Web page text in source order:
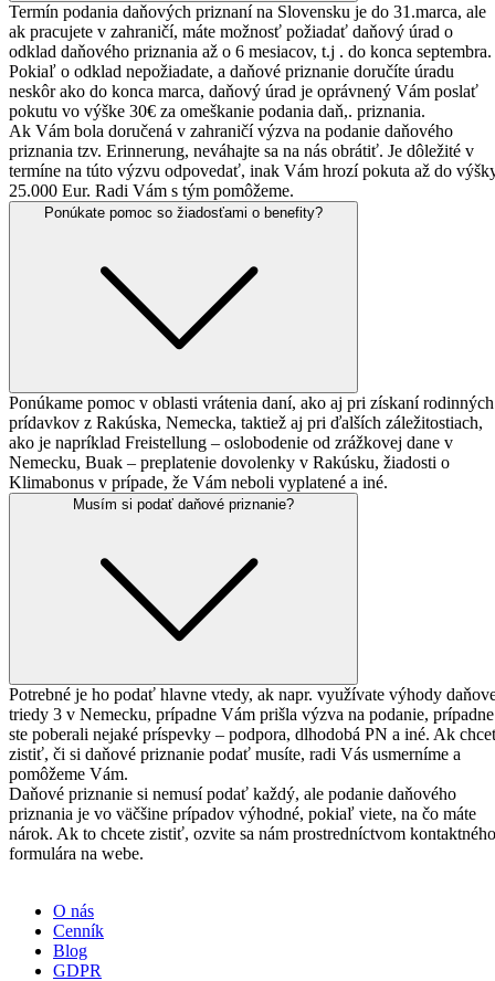
Termín podania daňových priznaní na Slovensku je do 31.marca, ale
ak pracujete v zahraničí, máte možnosť požiadať daňový úrad o
odklad daňového priznania až o 6 mesiacov, t.j . do konca septembra.
Pokiaľ o odklad nepožiadate, a daňové priznanie doručíte úradu
neskôr ako do konca marca, daňový úrad je oprávnený Vám poslať
pokutu vo výške 30€ za omeškanie podania daň,. priznania.
Ak Vám bola doručená v zahraničí výzva na podanie daňového
priznania tzv. Erinnerung, neváhajte sa na nás obrátiť. Je dôležité v
termíne na túto výzvu odpovedať, inak Vám hrozí pokuta až do
25.000 Eur. Radi Vám s tým pomôžeme.
Ponúkate pomoc so žiadosťami o benefity?
Ponúkame pomoc v oblasti vrátenia daní, ako aj pri získaní rodinných
prídavkov z Rakúska, Nemecka, taktiež aj pri ďalších záležitostiach,
ako je napríklad Freistellung – oslobodenie od zrážkovej dane v
Nemecku, Buak – preplatenie dovolenky v Rakúsku, žiadosti o
Klimabonus v prípade, že Vám neboli vyplatené a iné.
Musím si podať daňové priznanie?
Potrebné je ho podať hlavne vtedy, ak napr. využívate výhody
triedy 3 v Nemecku, prípadne Vám prišla výzva na podanie, prípadne
ste poberali nejaké príspevky – podpora, dlhodobá PN a iné. Ak
zistiť, či si daňové priznanie podať musíte, radi Vás usmerníme a
pomôžeme Vám.
Daňové priznanie si nemusí podať každý, ale podanie daňového
priznania je vo väčšine prípadov výhodné, pokiaľ viete, na čo máte
nárok. Ak to chcete zistiť, ozvite sa nám prostredníctvom kontaktného
formulára na webe.
O nás
Cenník
Blog
GDPR